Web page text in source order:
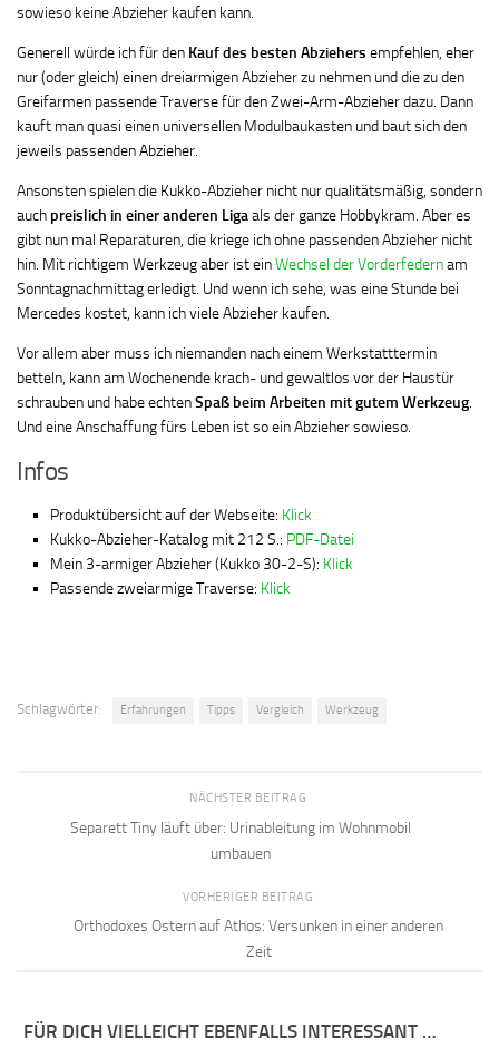
sowieso keine Abzieher kaufen kann.
Generell würde ich für den Kauf des besten Abziehers empfehlen, eher
nur (oder gleich) einen dreiarmigen Abzieher zu nehmen und die zu den
Greifarmen passende Traverse für den Zwei-Arm-Abzieher dazu. Dann
kauft man quasi einen universellen Modulbaukasten und baut sich den
jeweils passenden Abzieher.
Ansonsten spielen die Kukko-Abzieher nicht nur qualitätsmäßig, sondern
auch preislich in einer anderen Ligaals der ganze Hobbykram. Aber es
gibt nun mal Reparaturen, die kriege ich ohne passenden Abzieher nicht
hin. Mit richtigem Werkzeug aber ist einWechsel der Vorderfedernam
Sonntagnachmittag erledigt. Und wenn ich sehe, was eine Stunde bei
Mercedes kostet, kann ich viele Abzieher kaufen.
Vor allem aber muss ich niemanden nach einem Werkstatttermin
betteln, kann am Wochenende krach- und gewaltlos vor der Haustür
schrauben und habe echtenSpaß beim Arbeiten mit gutem Werkzeug.
Und eine Anschaffung fürs Leben ist so ein Abzieher sowieso.
Infos
Produktübersicht auf der Webseite: Klick
Kukko-Abzieher-Katalog mit 212 S.: PDF-Datei
Mein 3-armiger Abzieher (Kukko 30-2-S): Klick
Passende zweiarmige Traverse: Klick
Schlagwörter: Erfahrungen Tipps Vergleich Werkzeug
NÄCHSTER BEITRAG
Separett Tiny läuft über: Urinableitung im Wohnmobil
umbauen
VORHERIGER BEITRAG
Orthodoxes Ostern auf Athos: Versunken in einer anderen
Zeit
FÜR DICH VIELLEICHT EBENFALLS INTERESSANT …